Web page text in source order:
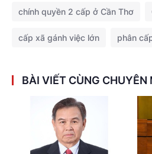
chính quyền 2 cấp ở Cần Thơ
cấp xã gánh việc lớn phân
BÀI VIẾT CÙNG CHUYÊN